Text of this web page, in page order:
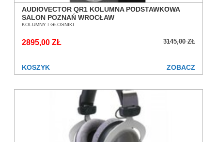
AUDIOVECTOR QR1 KOLUMNA PODSTAWKOWA
SALON POZNAŃ WROCŁAW
KOLUMNY I GŁOŚNIKI
3145,00 ZŁ
2895,00 ZŁ
KOSZYK ZOBACZ